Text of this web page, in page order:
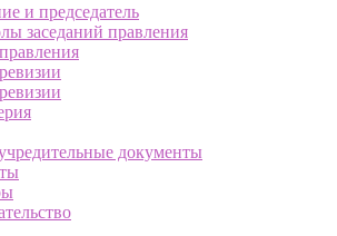
и председатель
заседаний правления
документы